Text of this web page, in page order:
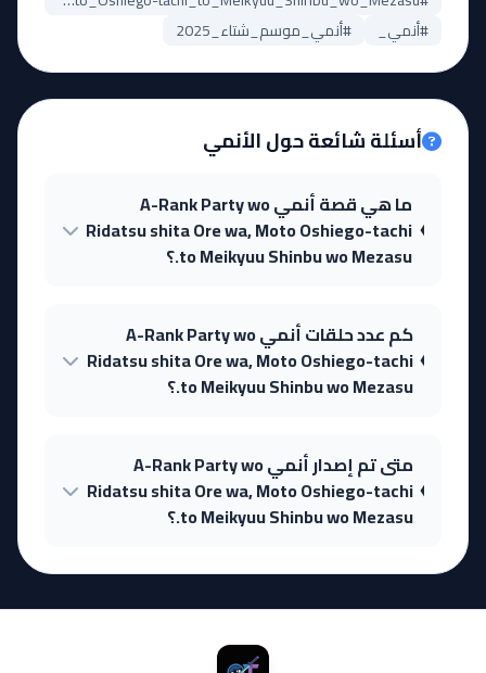
#أنمي_
#أنمي_موسم_شتاء_2025
أسئلة شائعة حول الأنمي
ما هي قصة أنمي A-Rank Party wo
Ridatsu shita Ore wa, Moto Oshiego-tachi
to Meikyuu Shinbu wo Mezasu.؟
كم عدد حلقات أنمي A-Rank Party wo
Ridatsu shita Ore wa, Moto Oshiego-tachi
to Meikyuu Shinbu wo Mezasu.؟
متى تم إصدار أنمي A-Rank Party wo
Ridatsu shita Ore wa, Moto Oshiego-tachi
to Meikyuu Shinbu wo Mezasu.؟